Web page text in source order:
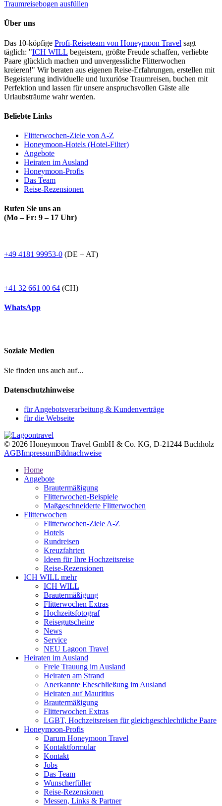
Traumreisebogen ausfüllen
Über uns
Das 10-köpfige Profi-Reiseteam von Honeymoon Travel sagt
täglich: "ICH WILL begeistern, größte Freude schaffen, verliebte
Paare glücklich machen und unvergessliche Flitterwochen
kreieren!" Wir beraten aus eigenen Reise-Erfahrungen, erstellen mit
Begeisterung individuelle und luxuriöse Traumreisen, buchen mit
Perfektion und lassen für unsere anspruchsvollen Gäste alle
Urlaubsträume wahr werden.
Beliebte Links
Flitterwochen-Ziele von A-Z
Honeymoon-Hotels (Hotel-Filter)
Angebote
Heiraten im Ausland
Honeymoon-Profis
Das Team
Reise-Rezensionen
Rufen Sie uns an
(Mo – Fr: 9 – 17 Uhr)
+49 4181 99953-0 (DE + AT)
+41 32 661 00 64 (CH)
WhatsApp
Soziale Medien
Sie finden uns auch auf...
Datenschutzhinweise
für Angebotsverarbeitung & Kundenverträge
für die Webseite
© 2026 Honeymoon Travel GmbH & Co. KG, D-21244 Buchholz
AGBImpressumBildnachweise
Home
Angebote
Brautermäßigung
Flitterwochen-Beispiele
Maßgeschneiderte Flitterwochen
Flitterwochen
Flitterwochen-Ziele A-Z
Hotels
Rundreisen
Kreuzfahrten
Ideen für Ihre Hochzeitsreise
Reise-Rezensionen
ICH WILL mehr
ICH WILL
Brautermäßigung
Flitterwochen Extras
Hochzeitsfotograf
Reisegutscheine
News
Service
NEU Lagoon Travel
Heiraten im Ausland
Freie Trauung im Ausland
Heiraten am Strand
Anerkannte Eheschließung im Ausland
Heiraten auf Mauritius
Brautermäßigung
Flitterwochen Extras
LGBT, Hochzeitsreisen für gleichgeschlechtliche Paare
Honeymoon-Profis
Darum Honeymoon Travel
Kontaktformular
Kontakt
Jobs
Das Team
Wunscherfüller
Reise-Rezensionen
Messen, Links & Partner